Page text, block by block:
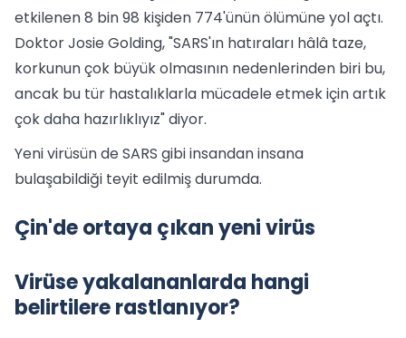
etkilenen 8 bin 98 kişiden 774'ünün ölümüne yol açtı.
Doktor Josie Golding, "SARS'ın hatıraları hâlâ taze,
korkunun çok büyük olmasının nedenlerinden biri bu,
ancak bu tür hastalıklarla mücadele etmek için artık
çok daha hazırlıklıyız" diyor.
Yeni virüsün de SARS gibi insandan insana
bulaşabildiği teyit edilmiş durumda.
Çin'de ortaya çıkan yeni virüs
Virüse yakalananlarda hangi
belirtilere rastlanıyor?